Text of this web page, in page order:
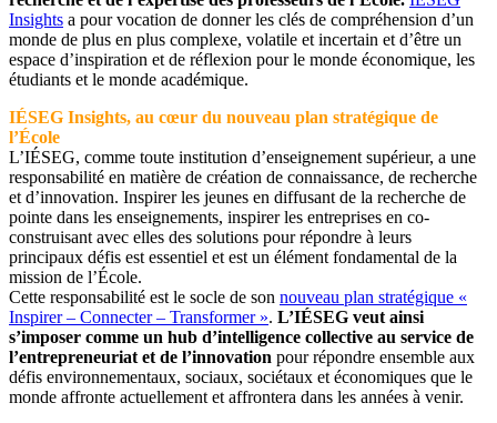
Insights a pour vocation de donner les clés de compréhension d’un
monde de plus en plus complexe, volatile et incertain et d’être un
espace d’inspiration et de réflexion pour le monde économique, les
étudiants et le monde académique.
IÉSEG Insights, au cœur du nouveau plan stratégique de
l’École
L’IÉSEG, comme toute institution d’enseignement supérieur, a une
responsabilité en matière de création de connaissance, de recherche
et d’innovation. Inspirer les jeunes en diffusant de la recherche de
pointe dans les enseignements, inspirer les entreprises en co-
construisant avec elles des solutions pour répondre à leurs
principaux défis est essentiel et est un élément fondamental de la
mission de l’École.
Cette responsabilité est le socle de son nouveau plan stratégique «
Inspirer – Connecter – Transformer ». L’IÉSEG veut ainsi
s’imposer comme un hub d’intelligence collective au service de
l’entrepreneuriat et de l’innovation pour répondre ensemble aux
défis environnementaux, sociaux, sociétaux et économiques que le
monde affronte actuellement et affrontera dans les années à venir.